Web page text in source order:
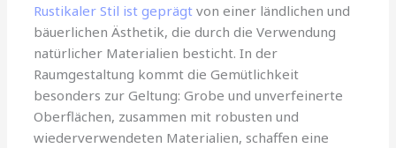
Rustikaler Stil ist geprägt von einer ländlichen und
bäuerlichen Ästhetik, die durch die Verwendung
natürlicher Materialien besticht. In der
Raumgestaltung kommt die Gemütlichkeit
besonders zur Geltung: Grobe und unverfeinerte
Oberflächen, zusammen mit robusten und
wiederverwendeten Materialien, schaffen eine